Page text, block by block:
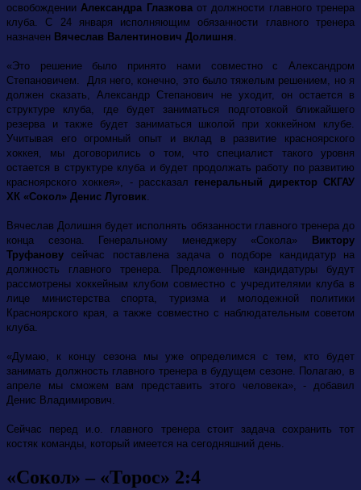
освобождении Александра Глазковаот должности главного тренера
клуба. С 24 января исполняющим обязанности главного тренера
назначен Вячеслав Валентинович Долишня
«Это решение было принято нами совместно с Александром
Степановичем. Для него, конечно, это было тяжелым решением, но я
должен сказать, Александр Степанович не уходит, он остается в
структуре клуба, где будет заниматься подготовкой ближайшего
резерва и также будет заниматься школой при хоккейном клубе.
Учитывая его огромный опыт и вклад в развитие красноярского
хоккея, мы договорились о том, что специалист такого уровня
остается в структуре клуба и будет продолжать работу по развитию
красноярского хоккея», - рассказал генеральный директор СКГАУ
ХК «Сокол» Денис Луговик
Вячеслав Долишня будет исполнять обязанности главного тренера до
конца сезона. Генеральному менеджеру «Сокола»
Виктору
Труфанову сейчас поставлена задача о подборе кандидатур на
должность главного тренера. Предложенные кандидатуры будут
рассмотрены хоккейным клубом совместно с учредителями клуба в
лице министерства спорта, туризма и молодежной политики
Красноярского края, а также совместно с наблюдательным советом
клуба.
«Думаю, к концу сезона мы уже определимся с тем, кто будет
занимать должность главного тренера в будущем сезоне. Полагаю, в
апреле мы сможем вам представить этого человека», - добавил
Денис Владимирович.
Сейчас перед и.о. главного тренера стоит задача сохранить тот
костяк команды, который имеется на сегодняшний день.
«Сокол» – «Торос» 2:4